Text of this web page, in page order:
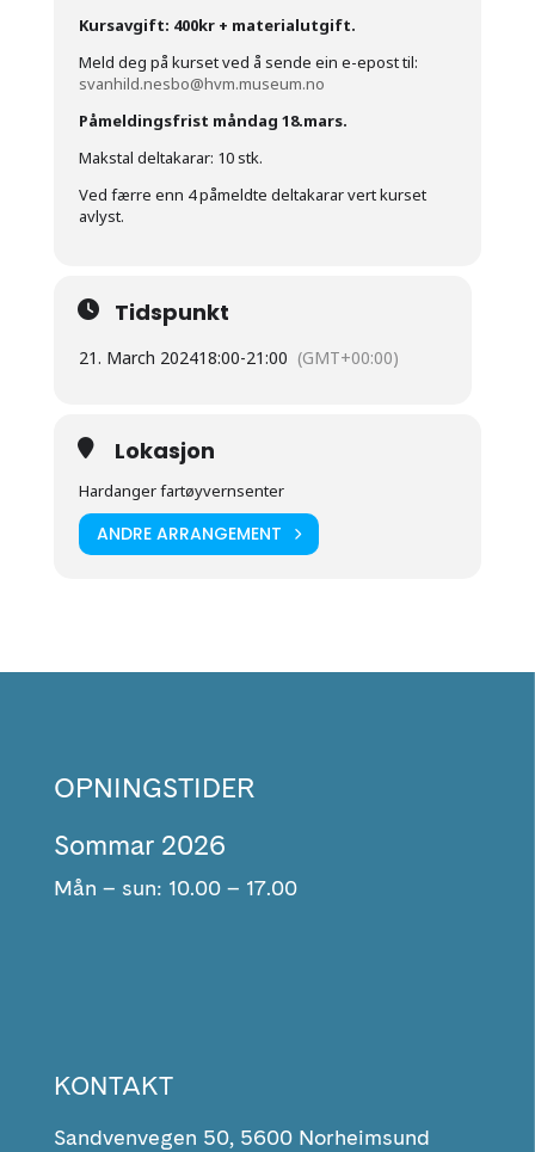
Kursavgift: 400kr + materialutgift.
Meld deg på kurset ved å sende ein e-epost til:
svanhild.nesbo@hvm.museum.no
Påmeldingsfrist måndag 18.mars.
Makstal deltakarar: 10 stk.
Ved færre enn 4 påmeldte deltakarar vert kurset
avlyst.
Tidspunkt
21. March 202418:00-21:00 (GMT+00:00)
Lokasjon
Hardanger fartøyvernsenter
ANDRE ARRANGEMENT
OPNINGSTIDER
Sommar 2026
Mån – sun: 10.00 – 17.00
KONTAKT
Sandvenvegen 50, 5600 Norheimsund